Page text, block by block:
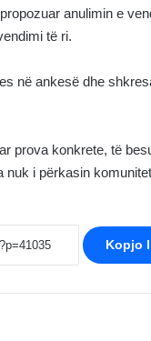
anulimin e
të ri.
në ankesë dhe
prova konkrete, të
nuk i përkasin
Kopjo